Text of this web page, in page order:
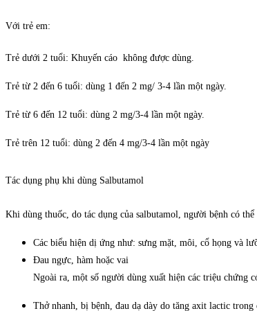
Với trẻ em:
Trẻ dưới 2 tuổi: Khuyến cáo không được dùng.
Trẻ từ 2 đến 6 tuổi: dùng 1 đến 2 mg/ 3-4 lần một ngày.
Trẻ từ 6 đến 12 tuổi: dùng 2 mg/3-4 lần một ngày.
Trẻ trên 12 tuổi: dùng 2 đến 4 mg/3-4 lần một ngày
Tác dụng phụ khi dùng Salbutamol
Khi dùng thuốc, do tác dụng của salbutamol, người bệnh có
Các biểu hiện dị ứng như: sưng mặt, môi, cổ họng và
Đau ngực, hàm hoặc vai
Ngoài ra, một số người dùng xuất hiện các triệu chứng
Thở nhanh, bị bệnh, đau dạ dày do tăng axit lactic trong